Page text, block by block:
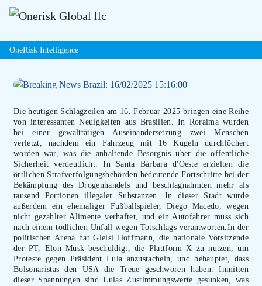
OneRisk Intelligence
Die heutigen Schlagzeilen am 16. Februar 2025 bringen eine Reihe
von interessanten Neuigkeiten aus Brasilien. In Roraima wurden
bei einer gewalttätigen Auseinandersetzung zwei Menschen
verletzt, nachdem ein Fahrzeug mit 16 Kugeln durchlöchert
worden war, was die anhaltende Besorgnis über die öffentliche
Sicherheit verdeutlicht. In Santa Bárbara d'Oeste erzielten die
örtlichen Strafverfolgungsbehörden bedeutende Fortschritte bei der
Bekämpfung des Drogenhandels und beschlagnahmten mehr als
tausend Portionen illegaler Substanzen. In dieser Stadt wurde
außerdem ein ehemaliger Fußballspieler, Diego Macedo, wegen
nicht gezahlter Alimente verhaftet, und ein Autofahrer muss sich
nach einem tödlichen Unfall wegen Totschlags verantworten.In der
politischen Arena hat Gleisi Hoffmann, die nationale Vorsitzende
der PT, Elon Musk beschuldigt, die Plattform X zu nutzen, um
Proteste gegen Präsident Lula anzustacheln, und behauptet, dass
Bolsonaristas den USA die Treue geschworen haben. Inmitten
dieser Spannungen sind Lulas Zustimmungswerte gesunken, was